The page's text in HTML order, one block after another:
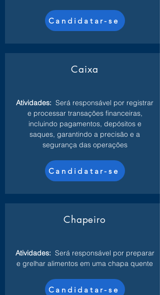
Candidatar-se
Caixa
Atividades: Será responsável por registrar
e processar transações financeiras,
incluindo pagamentos, depósitos e
saques, garantindo a precisão e a
segurança das operações
Candidatar-se
Chapeiro
Atividades: Será responsável por preparar
e grelhar alimentos em uma chapa quente
Candidatar-se